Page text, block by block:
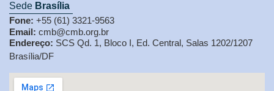
Sede Brasília
Fone: +55 (61) 3321-9563
Email: cmb@cmb.org.br
Endereço: SCS Qd. 1, Bloco I, Ed. Central, Salas 1202/1207
Brasília/DF